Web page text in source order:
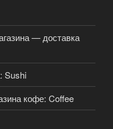
— доставка
Sushi
кофе: Coffee